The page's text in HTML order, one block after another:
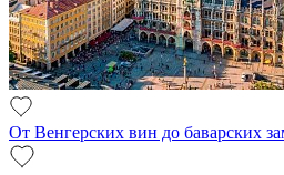
От Венгерских вин до баварских